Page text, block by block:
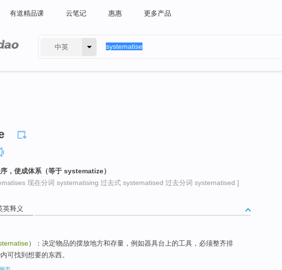
有道精品课 云笔记 惠惠 更多产品
中英
，使成体系（等于 systematize）
现在分词 systematising 过去式 systematised 过去分词 systematised ]
英释义
）：决定物品的摆放地方和存量，例如器具台上的工具，必须整齐排
可找到想要的东西。